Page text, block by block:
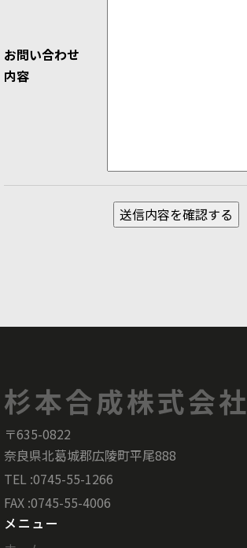
お問い合わせ
内容
杉本合成株式会社
〒635-0822
奈良県北葛城郡広陵町平尾888
TEL :0745-55-1266
FAX :0745-55-4006
メニュー